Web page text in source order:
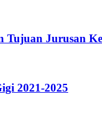
Jurusan
2021-2025